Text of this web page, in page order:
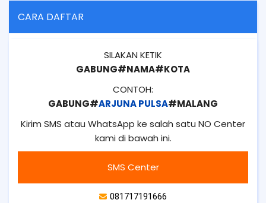
CARA DAFTAR
SILAKAN KETIK
GABUNG#NAMA#KOTA
CONTOH:
GABUNG#ARJUNA PULSA#MALANG
Kirim SMS atau WhatsApp ke salah satu NO Center
kami di bawah ini.
SMS Center
081717191666